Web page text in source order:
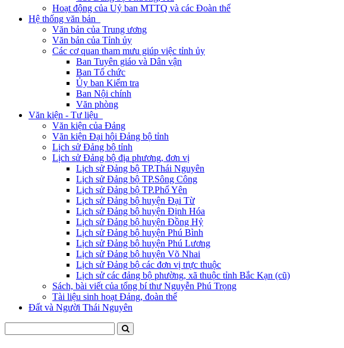
Hoạt động của Uỷ ban MTTQ và các Đoàn thể
Hệ thống văn bản
Văn bản của Trung ương
Văn bản của Tỉnh ủy
Các cơ quan tham mưu giúp việc tỉnh ủy
Ban Tuyên giáo và Dân vận
Ban Tổ chức
Ủy ban Kiểm tra
Ban Nội chính
Văn phòng
Văn kiện - Tư liệu
Văn kiện của Đảng
Văn kiện Đại hội Đảng bộ tỉnh
Lịch sử Đảng bộ tỉnh
Lịch sử Đảng bộ địa phương, đơn vị
Lịch sử Đảng bộ TP.Thái Nguyên
Lịch sử Đảng bộ TP.Sông Công
Lịch sử Đảng bộ TP.Phổ Yên
Lịch sử Đảng bộ huyện Đại Từ
Lịch sử Đảng bộ huyện Định Hóa
Lịch sử Đảng bộ huyện Đồng Hỷ
Lịch sử Đảng bộ huyện Phú Bình
Lịch sử Đảng bộ huyện Phú Lương
Lịch sử Đảng bộ huyện Võ Nhai
Lịch sử Đảng bộ các đơn vị trực thuộc
Lịch sử các đảng bộ phường, xã thuộc tỉnh Bắc Kạn (cũ)
Sách, bài viết của tổng bí thư Nguyễn Phú Trọng
Tài liệu sinh hoạt Đảng, đoàn thể
Đất và Người Thái Nguyên